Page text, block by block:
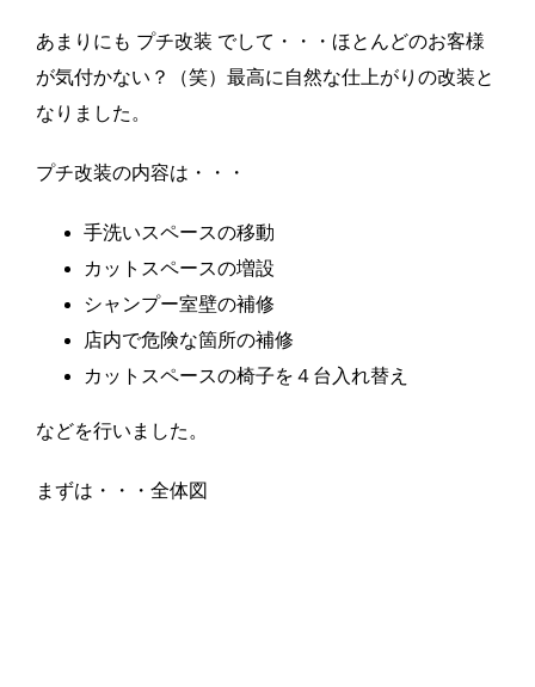
あまりにも プチ改装 でして・・・ほとんどのお客様
が気付かない？（笑）最高に自然な仕上がりの改装と
なりました。
プチ改装の内容は・・・
手洗いスペースの移動
カットスペースの増設
シャンプー室壁の補修
店内で危険な箇所の補修
カットスペースの椅子を４台入れ替え
などを行いました。
まずは・・・全体図